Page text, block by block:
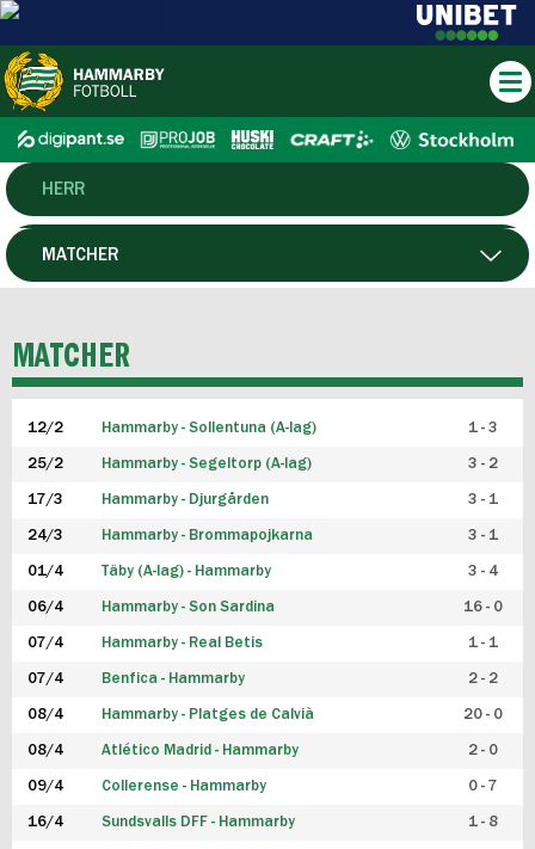
HERR
DAM
P19
F19
FUTSAL HERR
FUTSAL DAM
MATCHER
MATCHER
12/2 Hammarby - Sollentuna (A-lag) 1 - 3
25/2 Hammarby - Segeltorp (A-lag) 3 - 2
17/3 Hammarby - Djurgården 3 - 1
24/3 Hammarby - Brommapojkarna 3 - 1
01/4 Täby (A-lag) - Hammarby 3 - 4
06/4 Hammarby - Son Sardina 16 - 0
07/4 Hammarby - Real Betis 1 - 1
07/4 Benfica - Hammarby 2 - 2
08/4 Hammarby - Platges de Calvià 20 - 0
08/4 Atlético Madrid - Hammarby 2 - 0
09/4 Collerense - Hammarby 0 - 7
16/4 Sundsvalls DFF - Hammarby 1 - 8